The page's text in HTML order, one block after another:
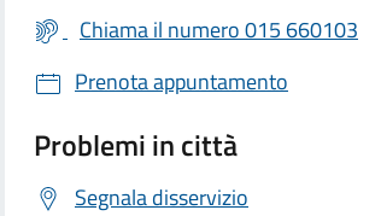
Chiama il numero 015 660103
Prenota appuntamento
Problemi in città
Segnala disservizio